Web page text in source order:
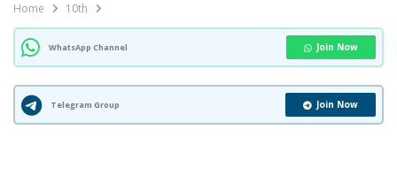
Home 10th
WhatsApp Channel Join Now
Telegram Group Join Now